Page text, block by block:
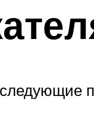
следующие